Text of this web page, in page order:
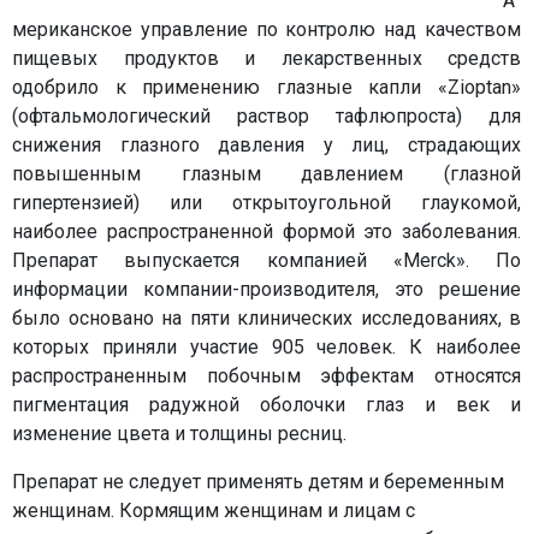
мериканское управление по контролю над качеством
пищевых продуктов и лекарственных средств
одобрило к применению глазные капли «Zioptan»
(офтальмологический раствор тафлюпроста) для
снижения глазного давления у лиц, страдающих
повышенным глазным давлением (глазной
гипертензией) или открытоугольной глаукомой,
наиболее распространенной формой это заболевания.
Препарат выпускается компанией «Merck». По
информации компании-производителя, это решение
было основано на пяти клинических исследованиях, в
которых приняли участие 905 человек. К наиболее
распространенным побочным эффектам относятся
пигментация радужной оболочки глаз и век и
изменение цвета и толщины ресниц.
Препарат не следует применять детям и беременным
женщинам. Кормящим женщинам и лицам с